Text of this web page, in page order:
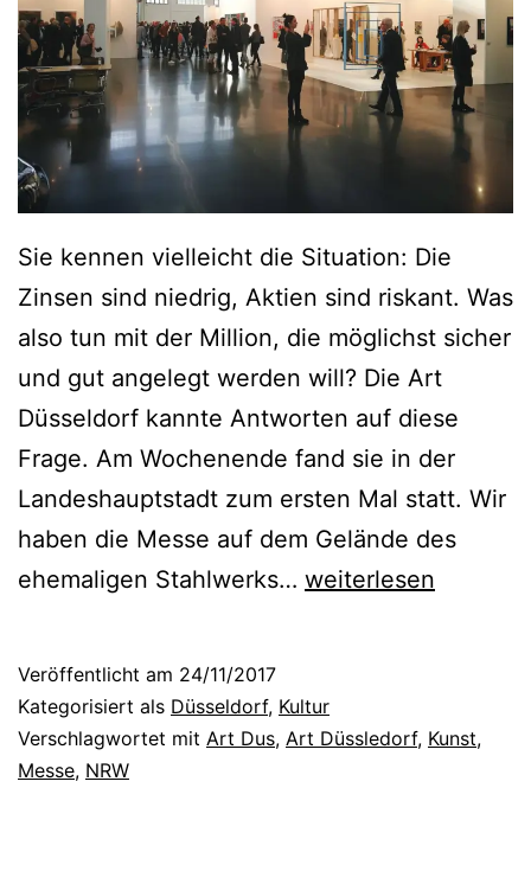
a
l
s
t
n
A
n
f
a
n
g
d
e
1
9
i
t
J
e
Sie kennen vielleicht die Situation: Die
Zinsen sind niedrig, Aktien sind riskant. Was
also tun mit der Million, die möglichst sicher
und gut angelegt werden will? Die Art
Düsseldorf kannte Antworten auf diese
Frage. Am Wochenende fand sie in der
Landeshauptstadt zum ersten Mal statt. Wir
haben die Messe auf dem Gelände des
ehemaligen Stahlwerks… G
ß
e
weiterlesen
Veröffentlicht am 24/11/2017
Kategorisiert als Düsseldorf, Kultur
Verschlagwortet mit Art Dus, Art Düssledorf, Kunst,
Messe, NRW